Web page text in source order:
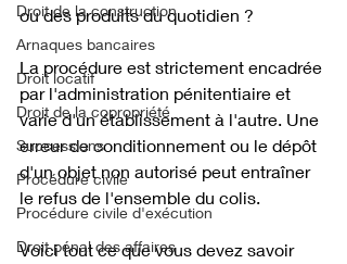
Droit de la construction
Arnaques bancaires
Droit locatif
Droit de la copropriété
Successions
Procédure civile
Procédure civile d'exécution
Droit pénal des affaires
ou des produits du quotidien ?
La procédure est strictement encadrée
par l'administration pénitentiaire et
varie d'un établissement à l'autre. Une
erreur de conditionnement ou le dépôt
d'un objet non autorisé peut entraîner
le refus de l'ensemble du colis.
Voici tout ce que vous devez savoir